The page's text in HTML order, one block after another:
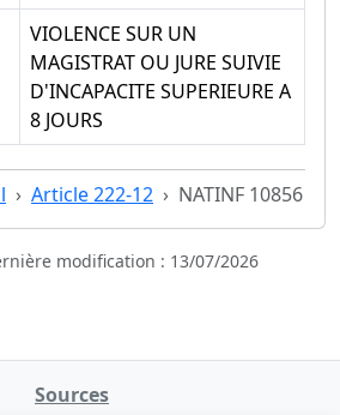
VIOLENCE SUR UN
MAGISTRAT OU JURE SUIVIE
D'INCAPACITE SUPERIEURE A
8 JOURS
Article 222-12 NATINF 10856
modification : 13/07/2026
Sources